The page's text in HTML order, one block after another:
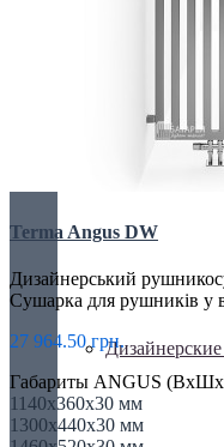
Все для
Дизайнерские
Terma Angus DW
Дизайнерський
Сушарка для рушників у
27 964.50 грн.
Габариты ANGUS
1140x360x30 мм
1300x440x30 мм